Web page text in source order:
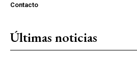
Contacto
Últimas noticias